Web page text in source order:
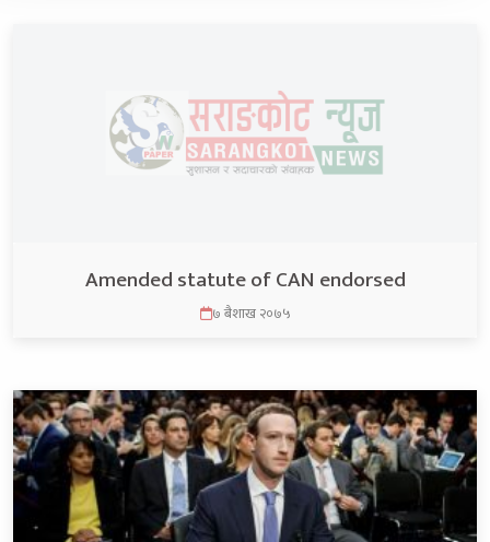
Amended statute of CAN endorsed
७ बैशाख २०७५